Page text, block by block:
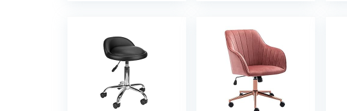
Hoogte
Comfortabele
Computer Stoel
Armsteun Stoel
(Geen Stoelen)
(Medium, Zwart)